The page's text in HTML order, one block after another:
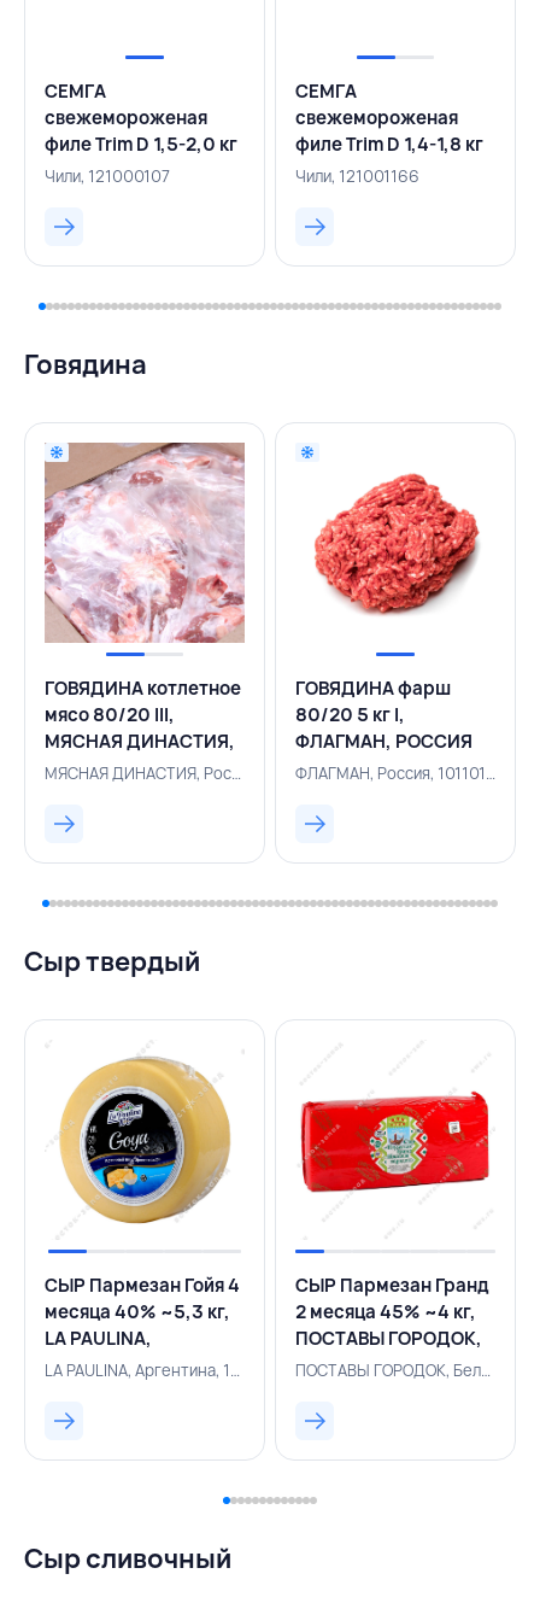
СЕМГА
свежемороженая
филе Trim D 1,5-2,0 кг
вакуумная упаковка,
Чили, 121000107
СЕМГА
свежемороженая
филе Trim D 1,4-1,8 кг
вакуумная упаковка,
Чили, 121001166
Говядина
ГОВЯДИНА котлетное
мясо 80/20 III,
МЯСНАЯ ДИНАСТИЯ,
РОССИЯ
МЯСНАЯ ДИНАСТИЯ, Россия, 101101275
ГОВЯДИНА фарш
80/20 5 кг I,
ФЛАГМАН, РОССИЯ
ФЛАГМАН, Россия, 101101604
Сыр твердый
СЫР Пармезан Гойя 4
месяца 40% ~5,3 кг,
LA PAULINA,
АРГЕНТИНА
LA PAULINA, Аргентина, 131000494
СЫР Пармезан Гранд
2 месяца 45% ~4 кг,
ПОСТАВЫ ГОРОДОК,
БЕЛАРУСЬ
ПОСТАВЫ ГОРОДОК, Белоруссия, 131001030
Сыр сливочный